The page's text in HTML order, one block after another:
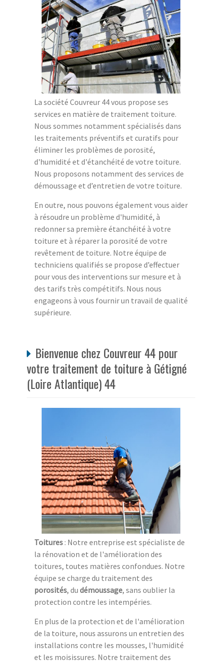
La société Couvreur 44 vous propose ses
services en matière de traitement toiture.
Nous sommes notamment spécialisés dans
les traitements préventifs et curatifs pour
éliminer les problèmes de porosité,
d'humidité et d'étanchéité de votre toiture.
Nous proposons notamment des services de
démoussage et d’entretien de votre toiture.
En outre, nous pouvons également vous aider
à résoudre un problème d'humidité, à
redonner sa première étanchéité à votre
toiture et à réparer la porosité de votre
revêtement de toiture. Notre équipe de
techniciens qualifiés se propose d’effectuer
pour vous des interventions sur mesure et à
des tarifs très compétitifs. Nous nous
engageons à vous fournir un travail de qualité
supérieure.
Bienvenue chez Couvreur 44 pour
votre traitement de toiture à Gétigné
(Loire Atlantique) 44
Toitures : Notre entreprise est spécialiste de
la rénovation et de l'amélioration des
toitures, toutes matières confondues. Notre
équipe se charge du traitement des
porosités, du démoussage, sans oublier la
protection contre les intempéries.
En plus de la protection et de l'amélioration
de la toiture, nous assurons un entretien des
installations contre les mousses, l'humidité
et les moisissures. Notre traitement des